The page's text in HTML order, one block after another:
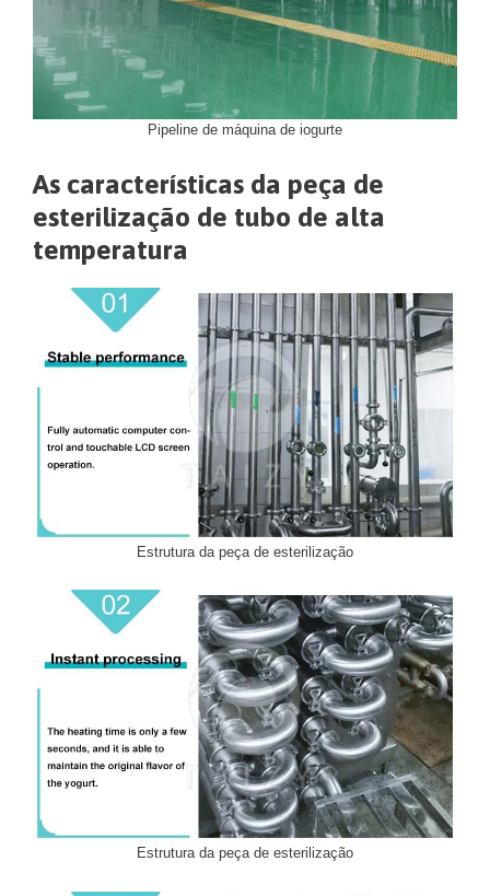
Pipeline de máquina de iogurte
As características da peça de
esterilização de tubo de alta
temperatura
Estrutura da peça de esterilização
Estrutura da peça de esterilização